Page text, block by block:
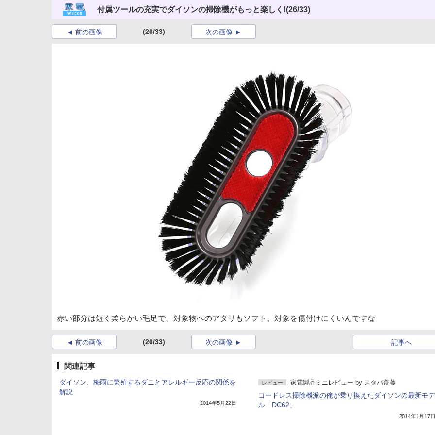
付属ツールの充実でダイソンの掃除機がもっと楽しく!(26/33)
前の画像 (26/33) 次の画像
赤い部分は短く柔らかい毛足で、対象物へのアタリもソフト。対象を傷付けにくいんですな
前の画像 (26/33) 記事へ
次の画像
関連記事
ダイソン、梅雨に繁殖するダニとアレルギー反応の関係を
解説
2014年5月22日
レビュー 家電製品ミニレビュー by スタパ齋藤
コードレス掃除機派の俺が乗り換えたダイソンの最新モデ
ル「DC62」
2014年1月17日